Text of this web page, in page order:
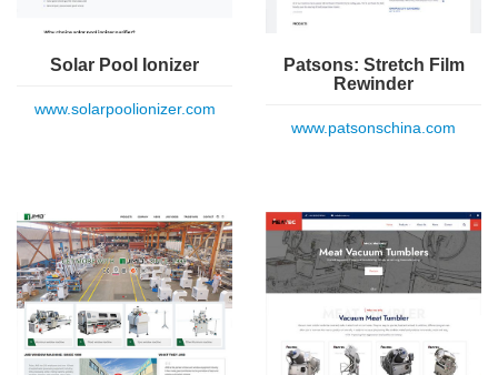
Solar Pool Ionizer
www.solarpoolionizer.com
Patsons: Stretch Film
Rewinder
www.patsonschina.com